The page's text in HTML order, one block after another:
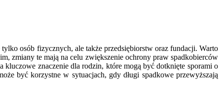
osób fizycznych, ale także przedsiębiorstw oraz fundacji. Warto
zmiany te mają na celu zwiększenie ochrony praw spadkobierców
znaczenie dla rodzin, które mogą być dotknięte sporami o
być korzystne w sytuacjach, gdy długi spadkowe przewyższają